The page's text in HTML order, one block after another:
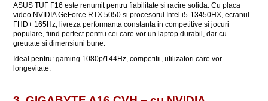
ASUS TUF F16 este renumit pentru fiabilitate si racire solida. Cu placa
video NVIDIA GeForce RTX 5050 si procesorul Intel i5-13450HX, ecranul
FHD+ 165Hz, livreza performanta constanta in competitive si jocuri
populare, fiind perfect pentru cei care vor un laptop durabil, dar cu
greutate si dimensiuni bune.
Ideal pentru: gaming 1080p/144Hz, competitii, utilizatori care vor
longevitate.